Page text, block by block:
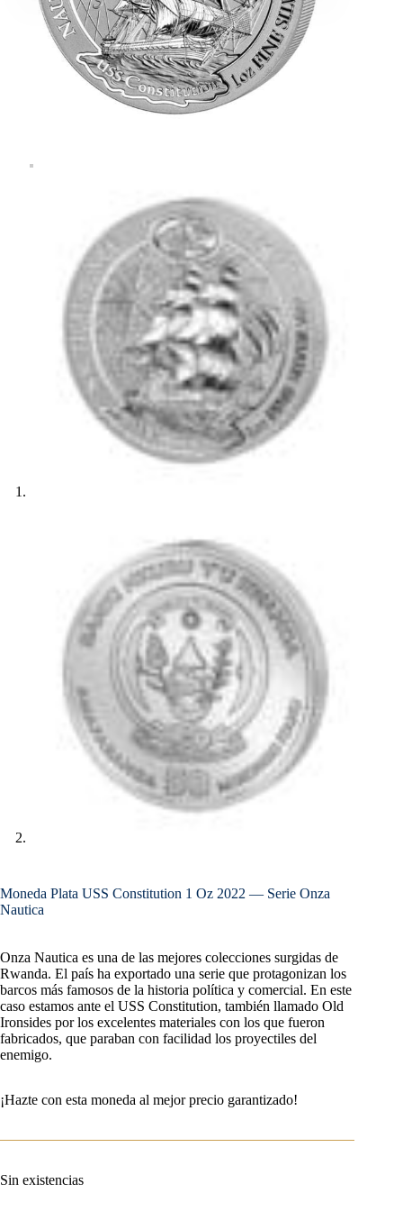
Moneda Plata USS Constitution 1 Oz 2022 — Serie Onza
Nautica
Onza Nautica es una de las mejores colecciones surgidas de
Rwanda. El país ha exportado una serie que protagonizan los
barcos más famosos de la historia política y comercial. En este
caso estamos ante el USS Constitution, también llamado Old
Ironsides por los excelentes materiales con los que fueron
fabricados, que paraban con facilidad los proyectiles del
enemigo.
¡Hazte con esta moneda al mejor precio garantizado!
Sin existencias